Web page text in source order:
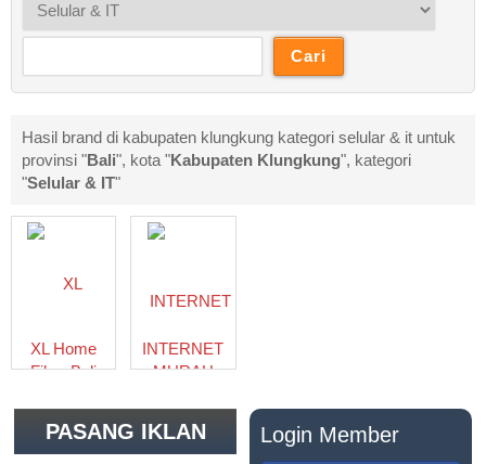
Hasil brand di kabupaten klungkung kategori selular & it untuk
provinsi "Bali", kota "Kabupaten Klungkung", kategori
"Selular & IT"
XL Home
Fiber Bali
INTERNET
MURAH
INSTALASI |
PASANG IKLAN
Login Member